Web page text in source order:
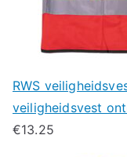
RWS
veiligheidsvest
€13.25